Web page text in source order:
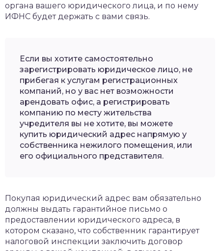
органа вашего юридического лица, и по нему
ИФНС будет держать с вами связь.
Если вы хотите самостоятельно
зарегистрировать юридическое лицо, не
прибегая к услугам регистрационных
компаний, но у вас нет возможности
арендовать офис, а регистрировать
компанию по месту жительства
учредителя вы не хотите, вы можете
купить юридический адрес напрямую у
собственника нежилого помещения, или
его официального представителя.
Покупая юридический адрес вам обязательно
должны выдать гарантийное письмо о
предоставлении юридического адреса, в
котором сказано, что собственник гарантирует
налоговой инспекции заключить договор